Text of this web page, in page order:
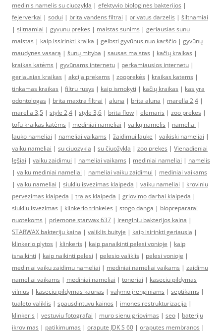
medinis namelis su ciuozykla | efektyvio biologinės bakterijos |
fejerverkai | sodui | brita vandens filtrai | privatus darzelis | šiltnamiai
| siltnamiai | gyvunu prekes | maistas sunims | geriausias sunu
maistas | kaip issirinkti kraika | gelbsti gyvūnus nuo karščio | gyvūnų
maudynės vasarą | šunų mityba | sausas maistas | kačių kraikas |
kraikas katėms | gyvūnams internetu | perkamiausios internetu |
geriausias kraikas | akcija prekems | zooprekės | kraikas katems |
tinkamas kraikas | filtru rusys | kaip ismokyti | kačių kraikas | kas yra
odontologas | brita maxtra filtrai | aluna | brita aluna | marella 2,4 |
marella 3,5 | style 2,4 | style 3,6 | brita flow | elemaris | zoo prekes |
tofu kraikas katėms | mediniai nameliai | vaikų namelis | nameliai |
lauko nameliai | nameliai vaikams | žaidimui lauke | vaikiski nameliai |
vaiku nameliai | su ciuozykla | su čiuožykla | zoo prekes | Vienadieniai
lęšiai | vaiku zaidimui | nameliai vaikams | mediniai nameliai | namelis
| vaiku mediniai nameliai | nameliai vaiku zaidimui | mediniai vaikams
| vaiku nameliai | siukliu isvezimas klaipeda | vaiku nameliai | kroviniu
pervezimas klaipeda | tralas klaipeda | griovimo darbai klaipeda |
siukliu isvezimas | klinkerio trinkeles | stogo danga | biopreparatai
nuotekoms | priemone starwax 637 | irenginiu bakterijos kaina |
STARWAX bakteriju kaina | valiklis buityje | kaip isirinkti geriausia |
klinkerio plytos | klinkeris | kaip panaikinti pelesi vonioje | kaip
isnaikinti | kaip naikinti pelesi | pelesio valiklis | pelesi vonioje |
mediniai vaiku zaidimu nameliai | mediniai nameliai vaikams | zaidimu
nameliai vaikams | mediniai nameliai | toneriai | kaseciu pildymas
vilnius | kaseciu pildymas kaunas | valymo įrenginiams | septikams |
tualeto valiklis | spausdintuvu kainos | imones restrukturizacija |
klinkeris | vestuviu fotografai | muro sienu griovimas | seo | bateriju
ikrovimas | patikimumas | orapute JDK S 60 | oraputes membranos |